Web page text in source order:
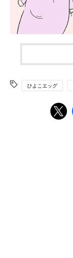
ひよこエッグ